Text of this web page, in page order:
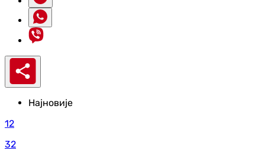
Најновије
12
32